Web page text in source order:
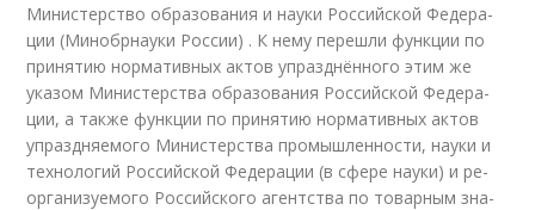
Ми­ни­стер­ство об­ра­зо­ва­ния и науки Рос­сий­ской Фе­де­ра­
ции (Ми­но­бр­на­у­ки Рос­сии) . К нему пе­ре­шли функ­ции по
при­ня­тию нор­ма­тив­ных актов упразд­нён­но­го этим же
ука­зом Ми­ни­стер­ства об­ра­зо­ва­ния Рос­сий­ской Фе­де­ра­
ции, а также функ­ции по при­ня­тию нор­ма­тив­ных актов
упразд­ня­е­мо­го Ми­ни­стер­ства про­мыш­лен­но­сти, науки и
тех­но­ло­гий Рос­сий­ской Фе­де­ра­ции (в сфере науки) и ре­
ор­га­ни­зу­е­мо­го Рос­сий­ско­го агент­ства по то­вар­ным зна­